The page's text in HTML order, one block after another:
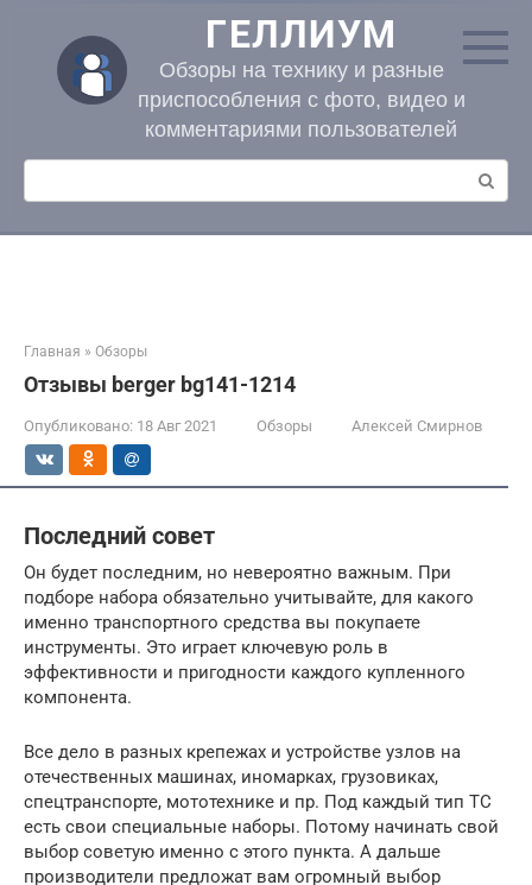
контенту
ГЕЛЛИУМ
Обзоры на технику и разные
приспособления с фото, видео и
комментариями пользователей
Поиск:
Главная » Обзоры
Отзывы berger bg141-1214
Опубликовано: 18 Авг 2021 Обзоры Алексей Смирнов
Последний совет
Он будет последним, но невероятно важным. При
подборе набора обязательно учитывайте, для какого
именно транспортного средства вы покупаете
инструменты. Это играет ключевую роль в
эффективности и пригодности каждого купленного
компонента.
Все дело в разных крепежах и устройстве узлов на
отечественных машинах, иномарках, грузовиках,
спецтранспорте, мототехнике и пр. Под каждый тип ТС
есть свои специальные наборы. Потому начинать свой
выбор советую именно с этого пункта. А дальше
производители предложат вам огромный выбор